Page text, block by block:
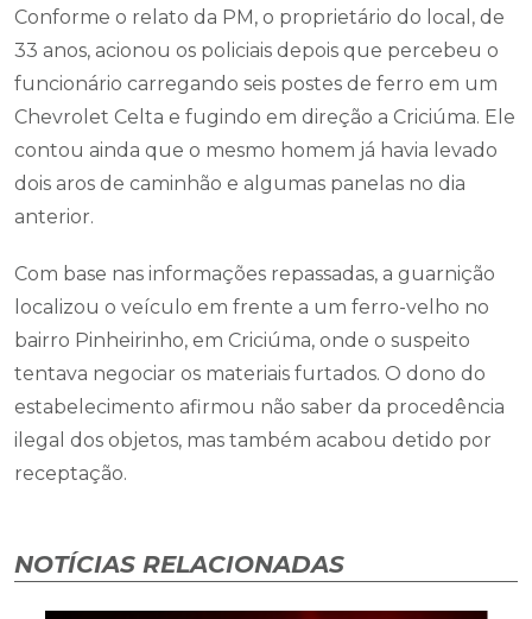
Conforme o relato da PM, o proprietário do local, de
33 anos, acionou os policiais depois que percebeu o
funcionário carregando seis postes de ferro em um
Chevrolet Celta e fugindo em direção a Criciúma. Ele
contou ainda que o mesmo homem já havia levado
dois aros de caminhão e algumas panelas no dia
anterior.
Com base nas informações repassadas, a guarnição
localizou o veículo em frente a um ferro-velho no
bairro Pinheirinho, em Criciúma, onde o suspeito
tentava negociar os materiais furtados. O dono do
estabelecimento afirmou não saber da procedência
ilegal dos objetos, mas também acabou detido por
receptação.
NOTÍCIAS RELACIONADAS